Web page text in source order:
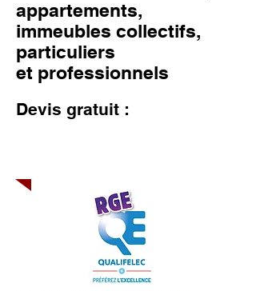
appartements,
immeubles collectifs,
particuliers
et professionnels
Devis gratuit :